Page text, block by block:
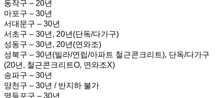
동작구 – 20년
마포구 – 30년
서대문구 – 30년
서초구 – 30년, 20년(단독/다가구)
성동구 – 30년, 20년(연와조)
성북구 – 30년(빌라/연립/아파트 철근콘크리트), 단독/다가구
(20년, 철근콘크리트O, 연와조X)
​송파구 – 30년
양천구 – 30년 / 반지하 불가
영등포구 – 30년